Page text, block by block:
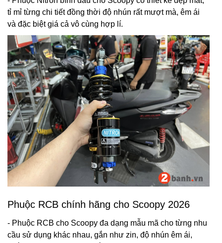
tỉ mỉ từng chi tiết đồng thời độ nhún rất mượt mà, êm ái
và đặc biệt giá cả vô cùng hợp lí.
Phuộc RCB chính hãng cho Scoopy 2026
- Phuộc RCB cho Scoopy đa dạng mẫu mã cho từng nhu
cầu sử dụng khác nhau, gắn như zin, độ nhún êm ái,